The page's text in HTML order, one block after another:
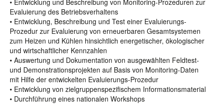
• Entwicklung und Beschreibung von Monitoring-Prozeduren zur
Evaluierung des Betriebsverhaltens
• Entwicklung, Beschreibung und Test einer Evaluierungs-
Prozedur zur Evaluierung von erneuerbaren Gesamtsystemen
zum Heizen und Kühlen hinsichtlich energetischer, ökologischer
und wirtschaftlicher Kennzahlen
• Auswertung und Dokumentation von ausgewählten Feldtest-
und Demonstrationsprojekten auf Basis von Monitoring-Daten
mit Hilfe der entwickelten Evaluierungs-Prozedur
• Entwicklung von zielgruppenspezifischem Informationsmaterial
• Durchführung eines nationalen Workshops